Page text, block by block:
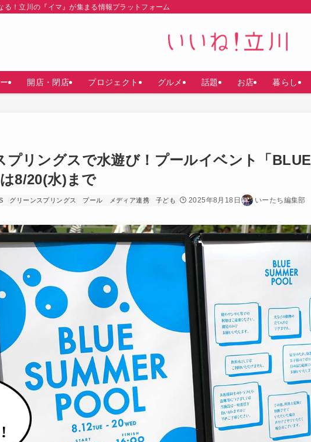
！立川の『イマ』が集まる情報プラットフォーム
開店・閉店 プロジェクト グルメ 話題 お店 暮らし
プリングスで水遊び！プールイベント「BLUE
8/20(水)まで
グリーンスプリングス プール メディア連携 子ども 2025年8月18日 いーたち編集部